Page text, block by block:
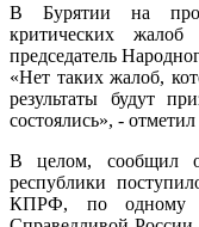
В Бурятии на
критических
председатель
«Нет таких жалоб,
результаты будут
состоялись», -
В целом, сообщил
республики
КПРФ, по одному